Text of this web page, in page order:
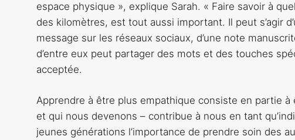
espace physique », explique Sarah. « Faire savoir à
des kilomètres, est tout aussi important. Il peut s’agir
message sur les réseaux sociaux, d’une note
d’entre eux peut partager des mots et des touches
acceptée.
Apprendre à être plus empathique consiste en partie
et qui nous devenons – contribue à nous en tant
jeunes générations l’importance de prendre soin des